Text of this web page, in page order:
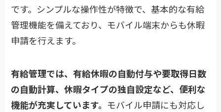
です。シンプルな操作性が特徴で、基本的な有給
管理機能を備えており、モバイル端末からも休暇
申請を行えます。
有給管理では、有給休暇の自動付与や要取得日数
の自動計算、休暇タイプの独自設定など、便利な
機能が充実しています。 モバイル申請にも対応し